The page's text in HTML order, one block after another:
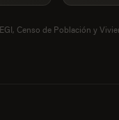
Censo de Población y